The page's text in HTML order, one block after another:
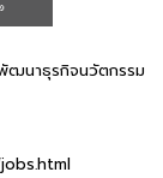
ฒนาธุรกิจนวัตกรรม